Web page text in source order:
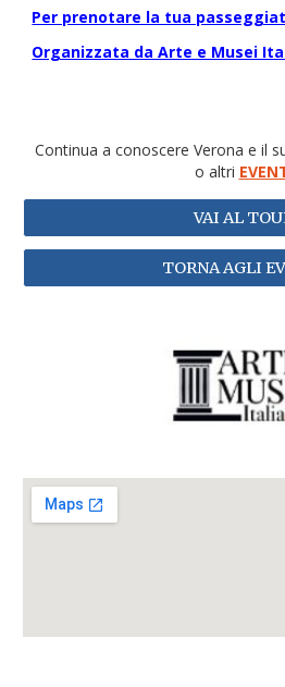
Per prenotare la tua
Organizzata da Arte e Musei
Continua a conoscere Verona e il
o altri
VAI AL
TORNA AGLI